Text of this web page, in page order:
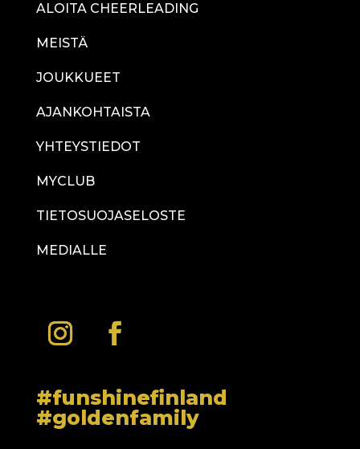
ALOITA CHEERLEADING
MEISTÄ
JOUKKUEET
AJANKOHTAISTA
YHTEYSTIEDOT
MYCLUB
TIETOSUOJASELOSTE
MEDIALLE
#funshinefinland
#goldenfamily